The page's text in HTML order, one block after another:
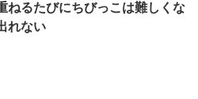
ねるたびにちびっこは難しくな
れない